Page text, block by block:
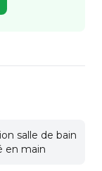
salle de bain
en main